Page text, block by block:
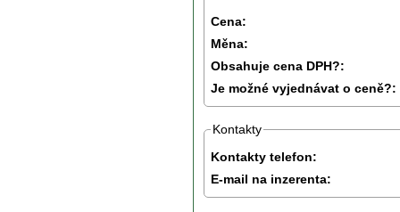
Cena:
Měna:
Obsahuje cena DPH?:
Je možné vyjednávat o ceně?:
Kontakty
Kontakty telefon:
E-mail na inzerenta: